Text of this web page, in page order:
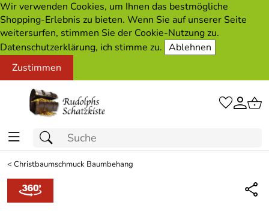
Wir verwenden Cookies, um Ihnen das bestmögliche
Shopping-Erlebnis zu bieten. Wenn Sie auf unserer Seite
weitersurfen, stimmen Sie der Cookie-Nutzung zu.
Datenschutzerklärung, ich stimme zu. Ablehnen
Zustimmen
<Christbaumschmuck Baumbehang